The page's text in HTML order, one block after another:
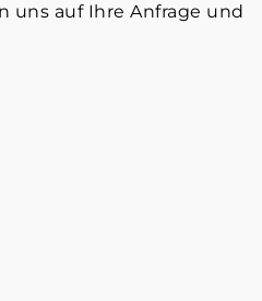
uns auf Ihre Anfrage und